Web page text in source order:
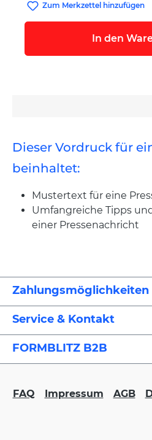
Zum Merkzettel hinzufügen
In den
Dieser Vordruck für
beinhaltet:
Mustertext für eine
Umfangreiche Tipps
einer Pressenachricht
Zahlungsmöglichkeiten
Service & Kontakt
FORMBLITZ B2B
FAQ Impressum AGB